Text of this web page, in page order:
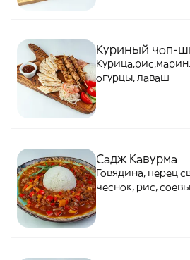
Куриный чоп-
огурцы, лаваш
Садж Кавурма
Говядина, перец
чеснок, рис,